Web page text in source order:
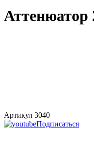
Аттенюатор
Артикул 3040
Подписаться